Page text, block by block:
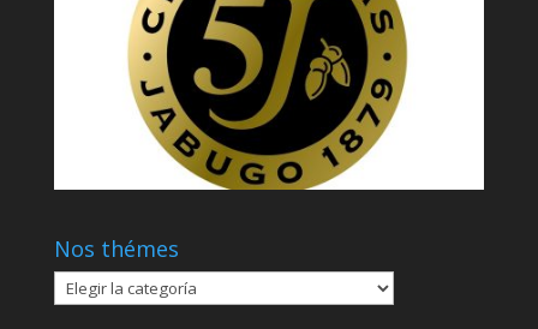
Nos thémes
Nos
thémes